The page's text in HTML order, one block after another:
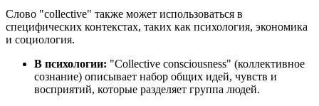
Слово "collective" также может использоваться в
специфических контекстах, таких как психология, экономика
и социология.
В психологии: "Collective consciousness" (коллективное
сознание) описывает набор общих идей, чувств и
восприятий, которые разделяет группа людей.